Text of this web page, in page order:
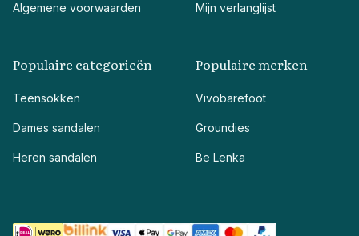
Algemene voorwaarden Mijn verlanglijst
Populaire categorieën
Teensokken
Dames sandalen
Heren sandalen
Populaire merken
Vivobarefoot
Groundies
Be Lenka